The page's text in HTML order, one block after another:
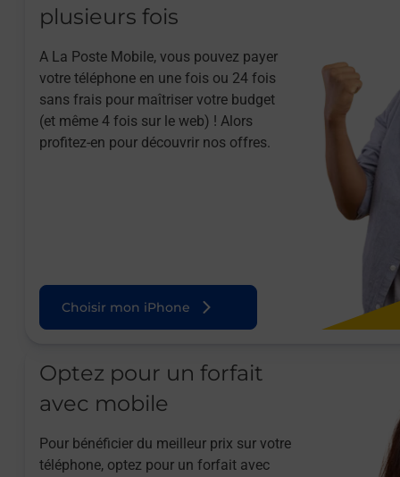
plusieurs fois
A La Poste Mobile, vous pouvez payer
votre téléphone en une fois ou 24 fois
sans frais pour maîtriser votre budget
(et même 4 fois sur le web) ! Alors
profitez-en pour découvrir nos offres.
Choisir mon iPhone
Optez pour un forfait
avec mobile
Pour bénéficier du meilleur prix sur votre
téléphone, optez pour un forfait avec